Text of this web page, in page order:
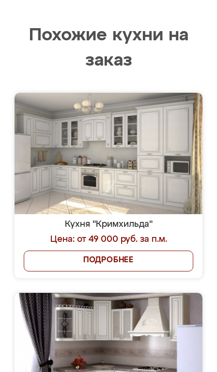
Похожие кухни на
заказ
Кухня "Кримхильда"
Цена: от 49 000 руб. за п.м.
ПОДРОБНЕЕ